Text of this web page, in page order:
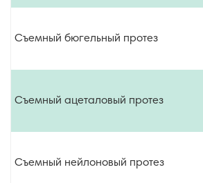
Съемный бюгельный протез
Съемный ацеталовый протез
Съемный нейлоновый протез